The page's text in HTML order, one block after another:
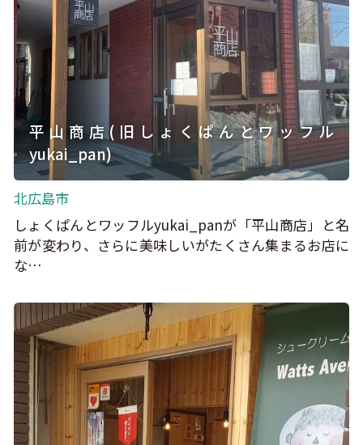
平山商店(旧しょくぱんとワッフル
yukai_pan)
北広島市
しょくぱんとワッフルyukai_panが「平山商店」と名
前が変わり、さらに美味しいがたくさん集まるお店に
な…